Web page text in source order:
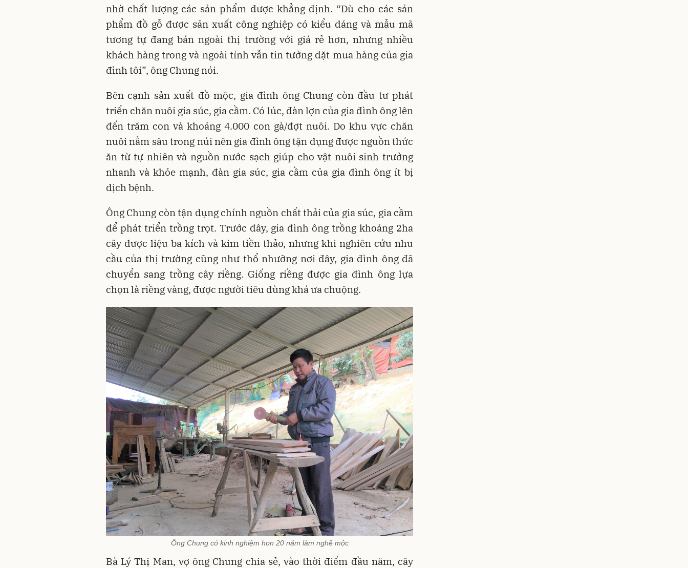
nhờ chất lượng các sản phẩm được khẳng định. “Dù cho các sản
phẩm đồ gỗ được sản xuất công nghiệp có kiểu dáng và mẫu mã
tương tự đang bán ngoài thị trường với giá rẻ hơn, nhưng nhiều
khách hàng trong và ngoài tỉnh vẫn tin tưởng đặt mua hàng của gia
đình tôi”, ông Chung nói.
Bên cạnh sản xuất đồ mộc, gia đình ông Chung còn đầu tư phát
triển chăn nuôi gia súc, gia cầm. Có lúc, đàn lợn của gia đình ông lên
đến trăm con và khoảng 4.000 con gà/đợt nuôi. Do khu vực chăn
nuôi nằm sâu trong núi nên gia đình ông tận dụng được nguồn thức
ăn từ tự nhiên và nguồn nước sạch giúp cho vật nuôi sinh trưởng
nhanh và khỏe mạnh, đàn gia súc, gia cầm của gia đình ông ít bị
dịch bệnh.
Ông Chung còn tận dụng chính nguồn chất thải của gia súc, gia cầm
để phát triển trồng trọt. Trước đây, gia đình ông trồng khoảng 2ha
cây dược liệu ba kích và kim tiền thảo, nhưng khi nghiên cứu nhu
cầu của thị trường cũng như thổ nhưỡng nơi đây, gia đình ông đã
chuyển sang trồng cây riềng. Giống riềng được gia đình ông lựa
chọn là riềng vàng, được người tiêu dùng khá ưa chuộng.
Ông Chung có kinh nghiệm hơn 20 năm làm nghề mộc
Bà Lý Thị Man, vợ ông Chung chia sẻ, vào thời điểm đầu năm, cây